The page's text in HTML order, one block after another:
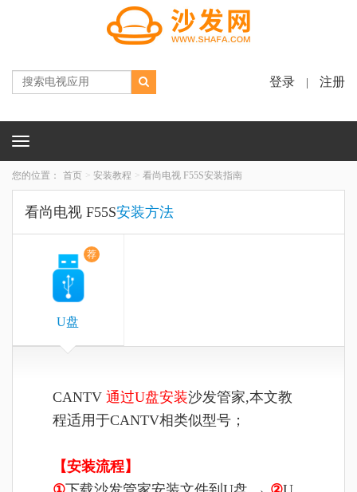
登录 注册
Toggle
您的位置： 首页 安装教程 看尚电视 F55S安装指南
看尚电视 F55S安装方法
荐
U盘
CANTV 通过U盘安装沙发管家,本文教
程适用于CANTV相类似型号；
【安装流程】